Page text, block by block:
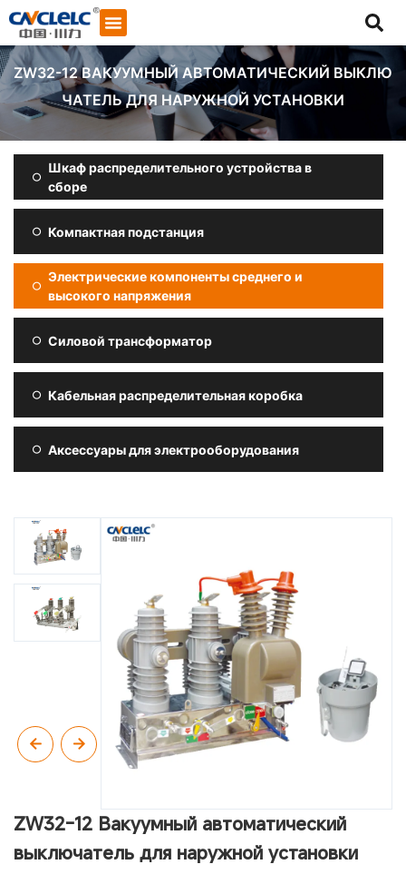
ZW32-12 ВАКУУМНЫЙ АВТОМАТИЧЕСКИЙ ВЫКЛЮ
ЧАТЕЛЬ ДЛЯ НАРУЖНОЙ УСТАНОВКИ
Шкаф распределительного устройства в
сборе
Компактная подстанция
Электрические компоненты среднего и
высокого напряжения
Силовой трансформатор
Кабельная распределительная коробка
Аксессуары для электрооборудования
ZW32-12 Вакуумный автоматический
выключатель для наружной установки
Начать общение